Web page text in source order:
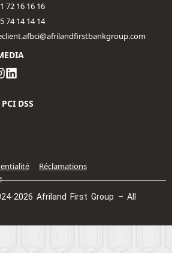
72 16 16 16​
74 14 14 14
DSS
2026 Afriland First Group – All
Réclamations